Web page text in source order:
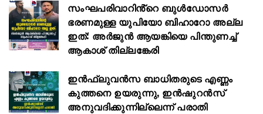
സംഘപരിവാറിൻ്റെ ബുള്‍ഡോസര്‍
ഭരണമുള്ള യുപിയോ ബിഹാറോ അല്ല
ഇത്: അര്‍ജുന്‍ ആയങ്കിയെ പിന്തുണച്ച്
ആകാശ് തില്ലങ്കേരി
ഇൻഫ്ലുവൻസ ബാധിതരുടെ എണ്ണം
കുത്തനെ ഉയരുന്നു, ഇൻഷുറൻസ്
അനുവദിക്കുന്നില്ലെന്ന് പരാതി